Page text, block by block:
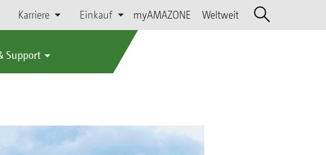
Karriere Einkauf myAMAZONE Weltweit
Support